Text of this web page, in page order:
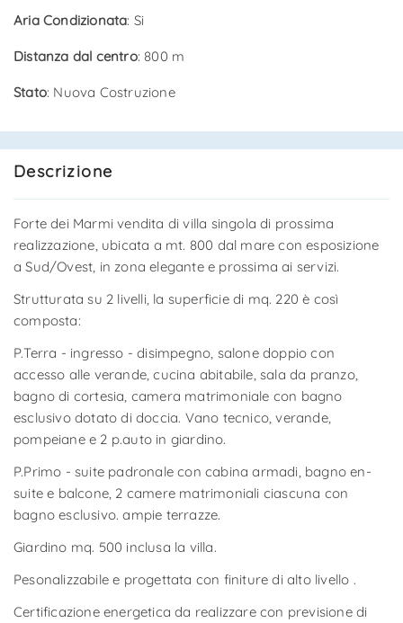
Aria Condizionata: Si
Distanza dal centro: 800 m
Stato: Nuova Costruzione
Descrizione
Forte dei Marmi vendita di villa singola di prossima
realizzazione, ubicata a mt. 800 dal mare con esposizione
a Sud/Ovest, in zona elegante e prossima ai servizi.
Strutturata su 2 livelli, la superficie di mq. 220 è così
composta:
P.Terra - ingresso - disimpegno, salone doppio con
accesso alle verande, cucina abitabile, sala da pranzo,
bagno di cortesia, camera matrimoniale con bagno
esclusivo dotato di doccia. Vano tecnico, verande,
pompeiane e 2 p.auto in giardino.
P.Primo - suite padronale con cabina armadi, bagno en-
suite e balcone, 2 camere matrimoniali ciascuna con
bagno esclusivo. ampie terrazze.
Giardino mq. 500 inclusa la villa.
Pesonalizzabile e progettata con finiture di alto livello .
Certificazione energetica da realizzare con previsione di